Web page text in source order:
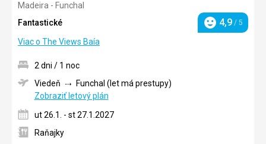
Madeira - Funchal
Fantastické
Hodnotenie
4,9 / 5
Viac o The Views Baía
2 dni / 1 noc
Viedeň
Funchal (let má prestupy)
Zobraziť letový plán
ut 26.1. - st 27.1.2027
Raňajky